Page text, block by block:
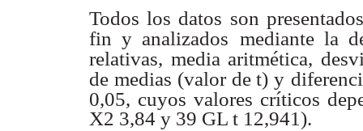
Todos los datos son
fin y analizados mediante la
relativas, media aritmética,
de medias (valor de t) y
0,05, cuyos valores críticos
X2 3,84 y 39 GL t 12,941).